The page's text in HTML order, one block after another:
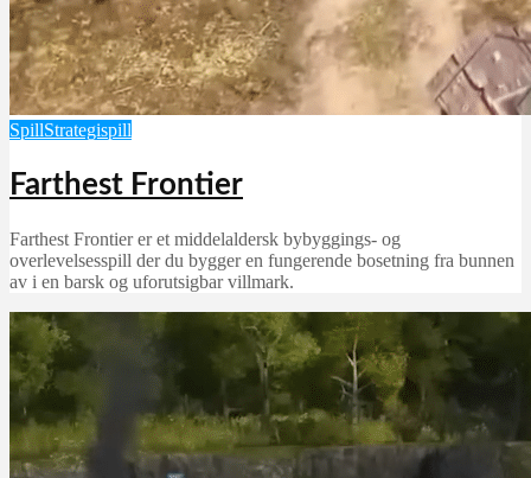
SpillStrategispill
Farthest Frontier
Farthest Frontier er et middelaldersk bybyggings- og
overlevelsesspill der du bygger en fungerende bosetning fra bunnen
av i en barsk og uforutsigbar villmark.